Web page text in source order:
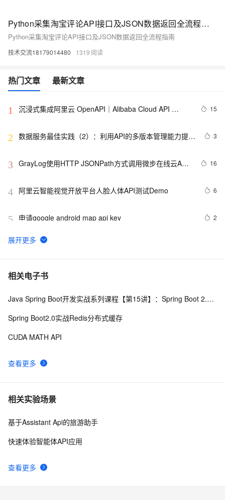
Python采集淘宝评论API接口及JSON数据返回全流程指南
Python采集淘宝评论API接口及JSON数据返回全流程指南
技术交流18179014480 1319
热门文章 最新文章
1
沉浸式集成阿里云 OpenAPI｜Alibaba Cloud API
15
2 数据服务最佳实践（2）：利用API的多版本管理能力提升
3
3 GrayLog使用HTTP JSONPath方式调用微步在线云API
16
4 阿里云智能视觉开放平台人脸人体API测试Demo 6
5 申请google android map api key 2
6 透过【百度地图API】分析双闭包问题
7 Apifox对比Apipost：2025年推荐的API协作工具
8 使用ort.js的create方法加载onnx模型报错：Fetch API
ASP.NET Web API(参数绑定)
相关电子书
查看更多
Java Spring Boot开发实战系列课程【第15讲】：Spring Boot 2.0 API与Spring REST Docs实战
Spring Boot2.0实战Redis分布式缓存
CUDA MATH API
相关实验场景
查看更多
基于Assistant Api的旅游助手
快速体验智能体API应用